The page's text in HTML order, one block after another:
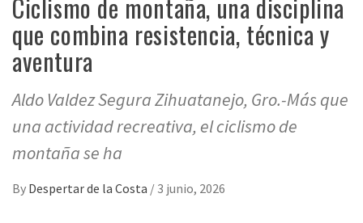
Ciclismo de montaña, una disciplina
que combina resistencia, técnica y
aventura
Aldo Valdez Segura Zihuatanejo, Gro.-Más que
una actividad recreativa, el ciclismo de
montaña se ha
By Despertar de la Costa / 3 junio, 2026